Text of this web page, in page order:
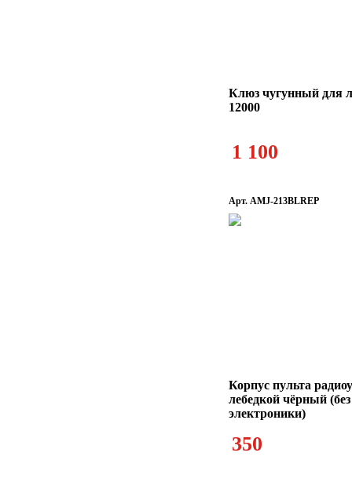
Клюз чугунный для
12000
1 100
Арт. AMJ-213BLREP
Корпус пульта
лебедкой чёрный (без
электроники)
350